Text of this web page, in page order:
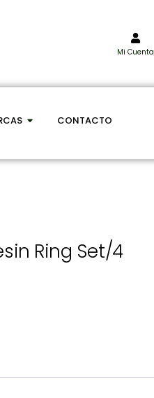
Mi Cuenta
CONTACTO
Ring Set/4